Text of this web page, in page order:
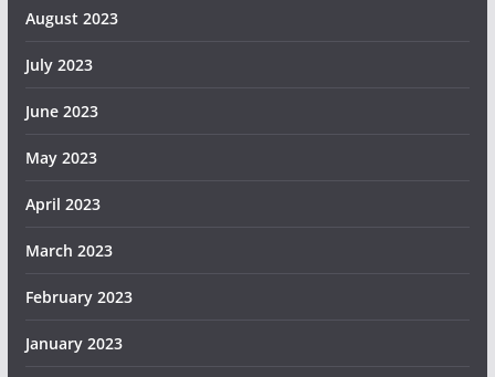
August 2023
July 2023
June 2023
May 2023
April 2023
March 2023
February 2023
January 2023